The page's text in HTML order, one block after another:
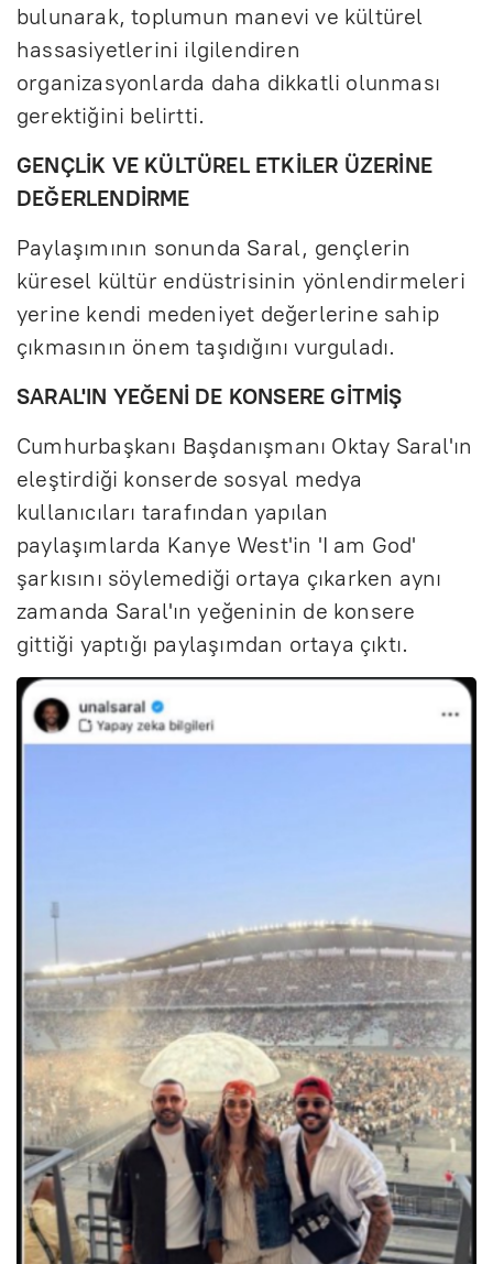
bulunarak, toplumun manevi ve kültürel
hassasiyetlerini ilgilendiren
organizasyonlarda daha dikkatli olunması
gerektiğini belirtti.
GENÇLİK VE KÜLTÜREL ETKİLER ÜZERİNE
DEĞERLENDİRME
Paylaşımının sonunda Saral, gençlerin
küresel kültür endüstrisinin yönlendirmeleri
yerine kendi medeniyet değerlerine sahip
çıkmasının önem taşıdığını vurguladı.
SARAL'IN YEĞENİ DE KONSERE GİTMİŞ
Cumhurbaşkanı Başdanışmanı Oktay Saral'ın
eleştirdiği konserde sosyal medya
kullanıcıları tarafından yapılan
paylaşımlarda Kanye West'in 'I am God'
şarkısını söylemediği ortaya çıkarken aynı
zamanda Saral'ın yeğeninin de konsere
gittiği yaptığı paylaşımdan ortaya çıktı.